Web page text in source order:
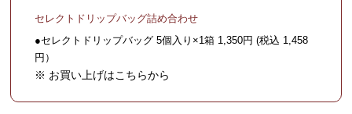
セレクトドリップバッグ詰め合わせ
●セレクトドリップバッグ 5個入り×1箱 1,350円 (税込 1,458
円）
※ お買い上げはこちらから